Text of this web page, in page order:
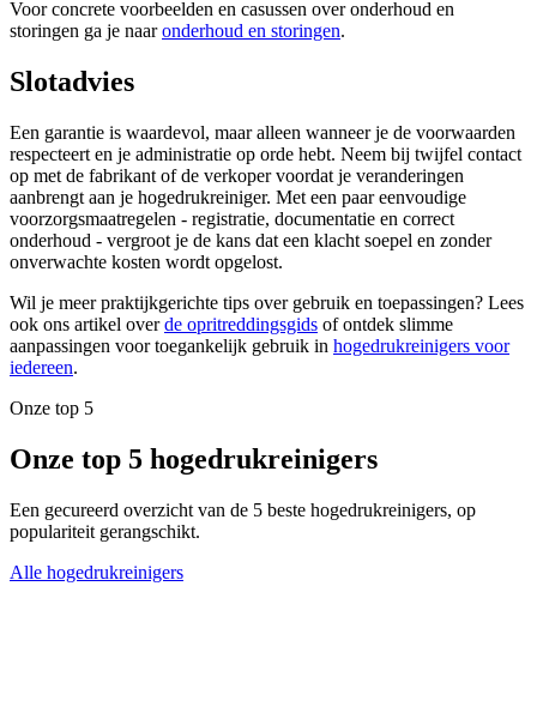
Voor concrete voorbeelden en casussen over onderhoud en
storingen ga je naaronderhoud en storingen.
Slotadvies
Een garantie is waardevol, maar alleen wanneer je de voorwaarden
respecteert en je administratie op orde hebt. Neem bij twijfel contact
op met de fabrikant of de verkoper voordat je veranderingen
aanbrengt aan je hogedrukreiniger. Met een paar eenvoudige
voorzorgsmaatregelen - registratie, documentatie en correct
onderhoud - vergroot je de kans dat een klacht soepel en zonder
onverwachte kosten wordt opgelost.
Wil je meer praktijkgerichte tips over gebruik en toepassingen? Lees
ook ons artikel overde opritreddingsgids of ontdek slimme
aanpassingen voor toegankelijk gebruik in hogedrukreinigers voor
iedereen.
Onze top 5
Onze top 5 hogedrukreinigers
Een gecureerd overzicht van de 5 beste hogedrukreinigers, op
populariteit gerangschikt.
Alle hogedrukreinigers